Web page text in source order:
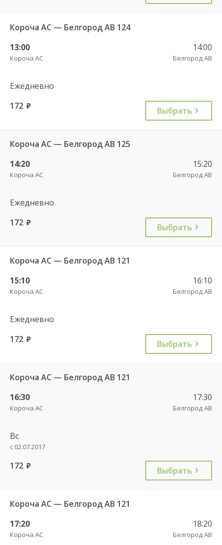
Короча АС — Белгород АВ 124
13:00
Короча АС
14:00
Белгород АВ
Ежедневно
172 руб. Выбрать
Короча АС — Белгород АВ 125
14:20
Короча АС
15:20
Белгород АВ
Ежедневно
172 руб. Выбрать
Короча АС — Белгород АВ 121
15:10
Короча АС
16:10
Белгород АВ
Ежедневно
172 руб. Выбрать
Короча АС — Белгород АВ 121
16:30
Короча АС
17:30
Белгород АВ
Вс
с 02.07.2017
172 руб. Выбрать
Короча АС — Белгород АВ 121
17:20
Короча АС
18:20
Белгород АВ